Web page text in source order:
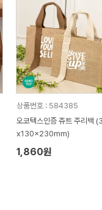
상품번호 : 584385
오코텍스인증 쥬트 주리백
x130x230mm)
1,860원